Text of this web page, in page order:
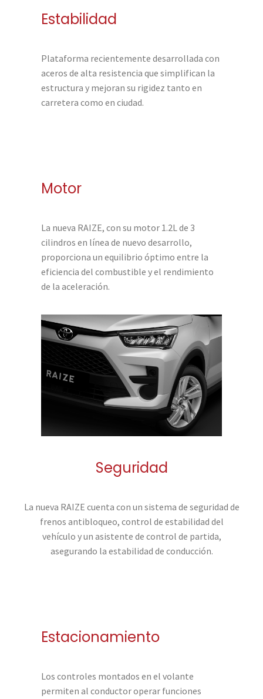
Estabilidad
Plataforma recientemente desarrollada con
aceros de alta resistencia que simplifican la
estructura y mejoran su rigidez tanto en
carretera como en ciudad.
Motor
La nueva RAIZE, con su motor 1.2L de 3
cilindros en línea de nuevo desarrollo,
proporciona un equilibrio óptimo entre la
eficiencia del combustible y el rendimiento
de la aceleración.
Seguridad
La nueva RAIZE cuenta con un sistema de seguridad de
frenos antibloqueo, control de estabilidad del
vehículo y un asistente de control de partida,
asegurando la estabilidad de conducción.
Estacionamiento
Los controles montados en el volante
permiten al conductor operar funciones